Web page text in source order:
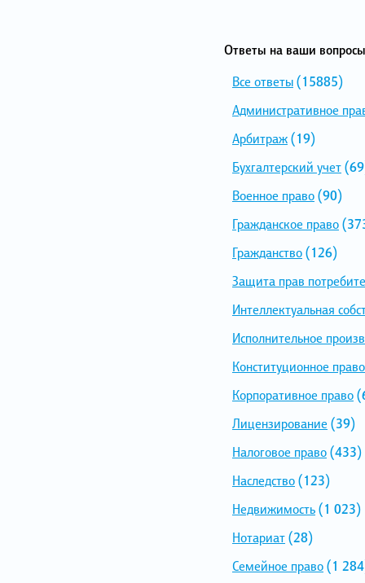
Ответы на ваши
Все ответы(15885)
Административное
Арбитраж(19)
Бухгалтерский учет
Военное право(90)
Гражданское право
Гражданство(126)
Защита прав
Интеллектуальная
Исполнительное
Конституционное право
Корпоративное право
Лицензирование (39)
Налоговое право(433)
Наследство(123)
Недвижимость(1 023)
Нотариат(28)
Семейное право(1